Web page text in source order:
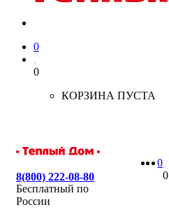
0
0
КОРЗИНА ПУСТА
8(800) 222-08-80
Бесплатный по
России
0
0